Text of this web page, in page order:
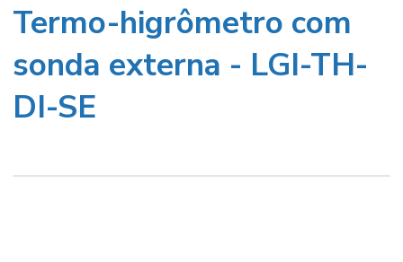
Termo-higrômetro com
sonda externa - LGI-TH-
DI-SE